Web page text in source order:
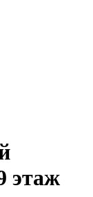
этаж